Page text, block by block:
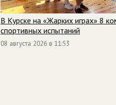
В Курске на «Жарких играх» 8
спортивных испытаний
08 августа 2026 в 11:53